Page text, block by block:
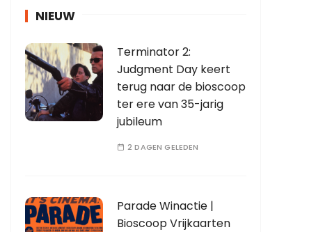
NIEUW
Terminator 2:
Judgment Day keert
terug naar de bioscoop
ter ere van 35-jarig
jubileum
2 DAGEN GELEDEN
Parade Winactie |
Bioscoop Vrijkaarten